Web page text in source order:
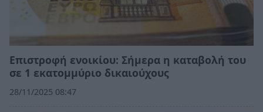
Επιστροφή ενοικίου: Σήμερα η καταβολή του
σε 1 εκατομμύριο δικαιούχους
28/11/2025 08:47